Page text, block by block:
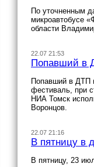
По уточненным
микроавтобусе
области
22.07 21:53
Попавший в
Попавший в ДТП
фестиваль, при
НИА Томск
Воронцов.
22.07 21:16
В пятницу в
В пятницу, 23